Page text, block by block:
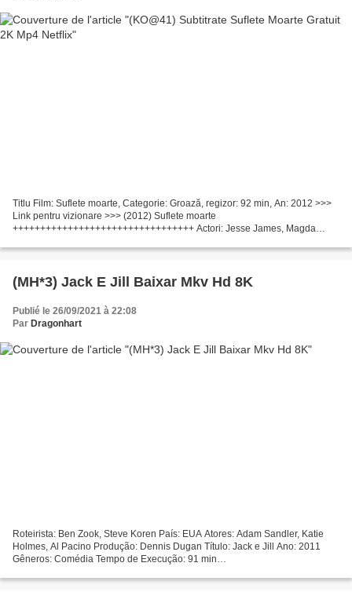
Titlu Film: Suflete moarte, Categorie: Groază, regizor: 92 min, An: 2012 >>>
Link pentru vizionare >>> (2012) Suflete moarte
+++++++++++++++++++++++++++++++++ Actori: Jesse James, Magda
(MH*3) Jack E Jill Baixar Mkv Hd 8K
Publié le 26/09/2021 à 22:08
Par Dragonhart
Roteirista: Ben Zook, Steve Koren País: EUA Atores: Adam Sandler, Katie
Holmes, Al Pacino Produção: Dennis Dugan Título: Jack e Jill Ano: 2011
Gêneros: Comédia Tempo de Execução: 91 min